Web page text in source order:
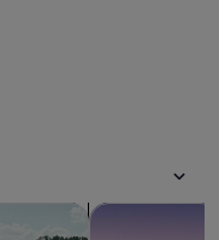
turerÖppnas i ny
och båtturer